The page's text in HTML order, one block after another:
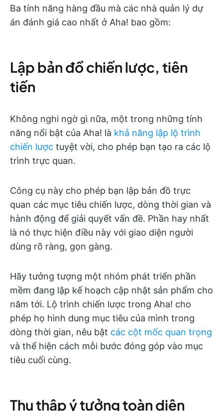
Ba tính năng hàng đầu mà các nhà quản lý dự
án đánh giá cao nhất ở Aha! bao gồm:
Lập bản đồ chiến lược, tiên
tiến
Không nghi ngờ gì nữa, một trong những tính
năng nổi bật của Aha! là khả năng lập lộ trình
chiến lược tuyệt vời, cho phép bạn tạo ra các lộ
trình trực quan.
Công cụ này cho phép bạn lập bản đồ trực
quan các mục tiêu chiến lược, dòng thời gian và
hành động để giải quyết vấn đề. Phần hay nhất
là nó thực hiện điều này với giao diện người
dùng rõ ràng, gọn gàng.
Hãy tưởng tượng một nhóm phát triển phần
mềm đang lập kế hoạch cập nhật sản phẩm cho
năm tới. Lộ trình chiến lược trong Aha! cho
phép họ hình dung mục tiêu của mình trong
dòng thời gian, nêu bật các cột mốc quan trọng
và thể hiện cách mỗi bước đóng góp vào mục
tiêu cuối cùng.
Thu thập ý tưởng toàn diện